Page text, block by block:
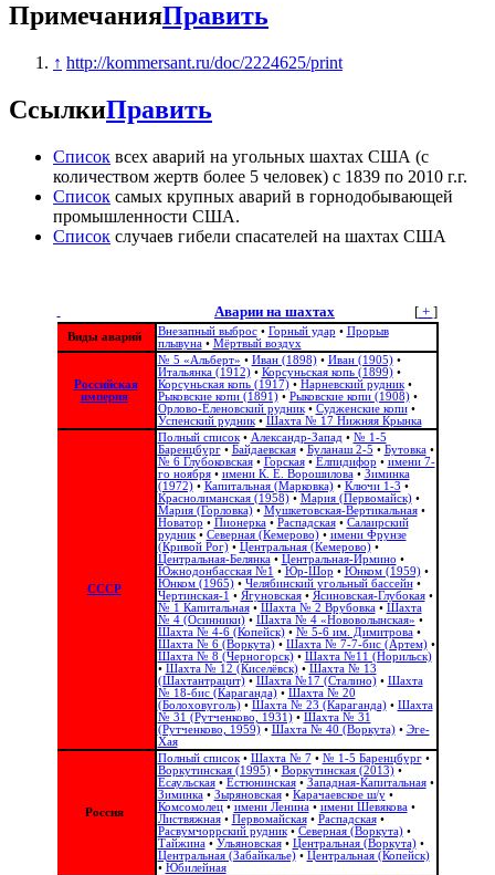
ПримечанияПравить
↑ http://kommersant.ru/doc/2224625/print
СсылкиПравить
Список всех аварий на угольных шахтах США (с
количеством жертв более 5 человек) с 1839 по 2010 г.г.
Список самых крупных аварий в горнодобывающей
промышленности США.
Список случаев гибели спасателей на шахтах США
[+ ]
Аварии на шахтах
Виды аварий Внезапный выброс• Горный удар • Прорыв
плывуна• Мёртвый воздух
Российская
империя
№ 5 «Альберт» • Иван (1898)• Иван (1905)•
Итальянка (1912)• Корсуньская копь (1899)•
Корсуньская копь (1917)• Нарневский рудник•
Рыковские копи (1891)• Рыковские копи (1908)•
Орлово-Еленовский рудник• Судженские копи•
Успенский рудник• Шахта № 17 Нижняя Крынка
СССР
Полный список• Александр-Запад • № 1-5
Баренцбург• Байдаевская• Буланаш 2-5 • Бутовка•
№ 6 Глубоковская• Горская• Елпидифор • имени 7-
го ноября• имени К. Е. Ворошилова• Зиминка
(1972)• Капитальная (Марковка)• Ключи 1-3 •
Краснолиманская (1958)• Мария (Первомайск)•
Мария (Горловка)• Мушкетовская-Вертикальная•
Новатор • Пионерка• Распадская• Салаирский
рудник• Северная (Кемерово)• имени Фрунзе
(Кривой Рог)• Центральная (Кемерово)•
Центральная-Белянка• Центральная-Ирмино •
Южнодонбасская №1 • Юр-Шор • Юнком (1959)•
Юнком (1965)• Челябинский угольный бассейн•
Чертинская-1 • Ягуновская• Ясиновская-Глубокая•
№ 1 Капитальная• Шахта № 2 Врубовка• Шахта
№ 4 (Осинники)• Шахта № 4 «Нововолынская» •
Шахта № 4-6 (Копейск)• № 5-6 им. Димитрова•
Шахта № 6 (Воркута)• Шахта № 7-7-бис (Артем)•
Шахта № 8 (Черногорск)• Шахта №11 (Норильск)
• Шахта № 12 (Киселёвск)• Шахта № 13
(Шахтантрацит)• Шахта №17 (Сталино)• Шахта
№ 18-бис (Караганда)• Шахта № 20
(Болоховуголь)‎• Шахта № 23 (Караганда)• Шахта
№ 31 (Рутченково, 1931)• Шахта № 31
(Рутченково, 1959)• Шахта № 40 (Воркута)• Эге-
Хая
Россия
Полный список• Шахта № 7• № 1-5 Баренцбург•
Воркутинская (1995)• Воркутинская (2013)•
Есаульская• Естюнинская• Западная-Капитальная•
Зиминка• Зыряновская• Карачаевское ш/у•
Комсомолец• имени Ленина• имени Шевякова•
Листвяжная• Первомайская• Распадская•
Расвумчоррский рудник• Северная (Воркута)•
Тайжина• Ульяновская• Центральная (Воркута)•
Центральная (Забайкалье)• Центральная (Копейск)
• Юбилейная